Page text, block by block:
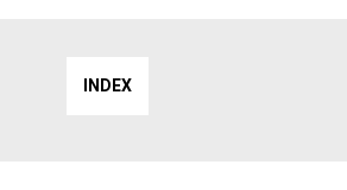
INDEX